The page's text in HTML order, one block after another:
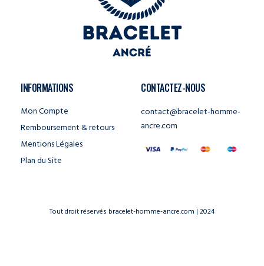
INFORMATIONS
Mon Compte
Remboursement & retours
Mentions Légales
Plan du Site
CONTACTEZ-NOUS
contact@bracelet-homme-
ancre.com
Tout droit réservés bracelet-homme-ancre.com | 2024